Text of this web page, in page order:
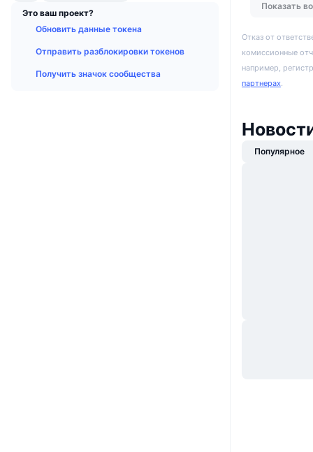
Это ваш проект?
Обновить данные токена
Отправить разблокировки токенов
Получить значок сообщества
Показать
Отказ от
комиссионные
например,
партнерах.
Популярное